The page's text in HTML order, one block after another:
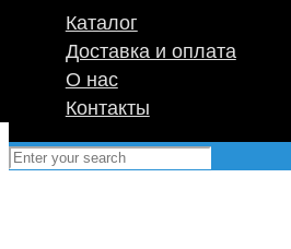
Каталог
Доставка и оплата
О нас
Контакты